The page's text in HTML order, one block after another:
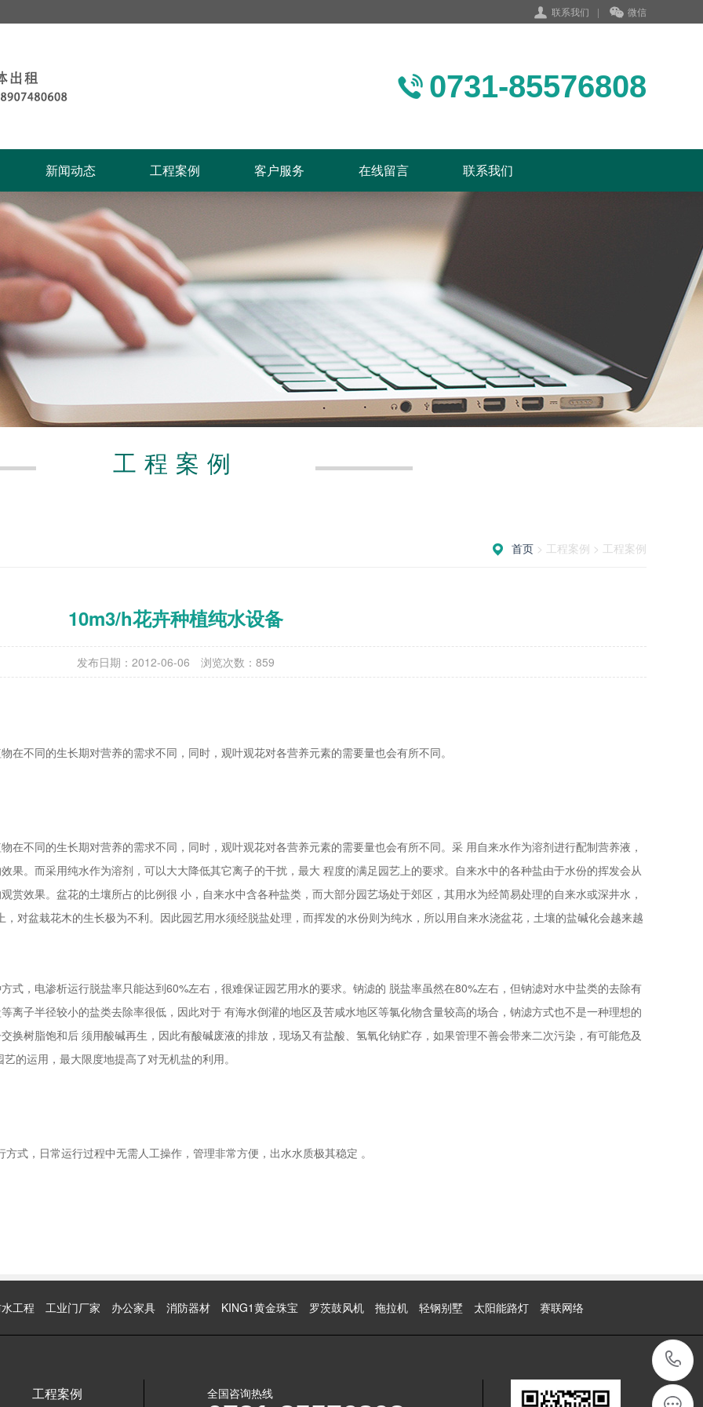
联系我们 | 微信
0731-85576808
新闻动态 工程案例 客户服务 在线留言 联系我们
工程案例
首页 > 工程案例 > 工程案例
10m3/h花卉种植纯水设备
发布日期：2012-06-06 浏览次数： 859
同的生长期对营养的需求不同，同时，观叶观花对各营养元素的需要量也会有所不同。
同的生长期对营养的需求不同，同时，观叶观花对各营养元素的需要量也会有所不同。采 用自来水作为溶剂进行配制营养液，
果。而采用纯水作为溶剂，可以大大降低其它离子的干扰，最大 程度的满足园艺上的要求。自来水中的各种盐由于水份的挥发会从
赏效果。盆花的土壤所占的比例很 小，自来水中含各种盐类，而大部分园艺场处于郊区，其用水为经简易处理的自来水或深井水，
对盆栽花木的生长极为不利。因此园艺用水须经脱盐处理，而挥发的水份则为纯水，所以用自来水浇盆花，土壤的盐碱化会越来越
电渗析运行脱盐率只能达到60%左右，很难保证园艺用水的要求。钠滤的 脱盐率虽然在80%左右，但钠滤对水中盐类的去除有
离子半径较小的盐类去除率很低，因此对于 有海水倒灌的地区及苦咸水地区等氯化物含量较高的场合，钠滤方式也不是一种理想的
换树脂饱和后 须用酸碱再生，因此有酸碱废液的排放，现场又有盐酸、氢氧化钠贮存，如果管理不善会带来二次污染，有可能危及
的运用，最大限度地提高了对无机盐的利用。
，日常运行过程中无需人工操作，管理非常方便，出水水质极其稳定 。
工程 工业门厂家 办公家具 消防器材 KING1黄金珠宝 罗茨鼓风机 拖拉机 轻钢别墅 太阳能路灯 赛联网络
工程案例 全国咨询热线